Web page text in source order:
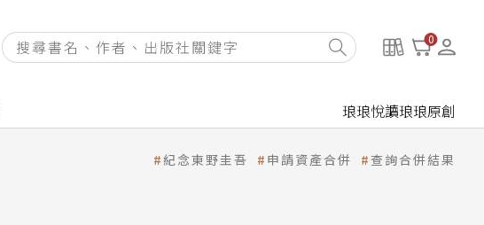
0
琅琅悅讀琅琅原創
紀念東野圭吾 申請資產合併 查詢合併結果